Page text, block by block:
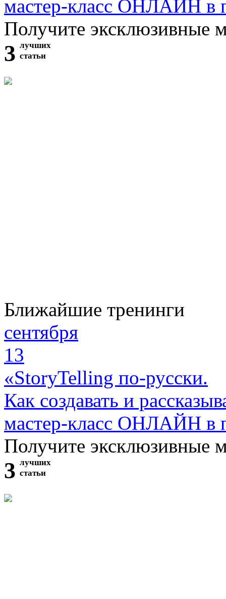
мастер-класс ОНЛАЙН в
Получите эксклюзивные
3 лучших
статьи
Ближайшие тренинги
сентября
13
«StoryTelling по-русски.
Как создавать и
мастер-класс ОНЛАЙН в
Получите эксклюзивные
3 лучших
статьи